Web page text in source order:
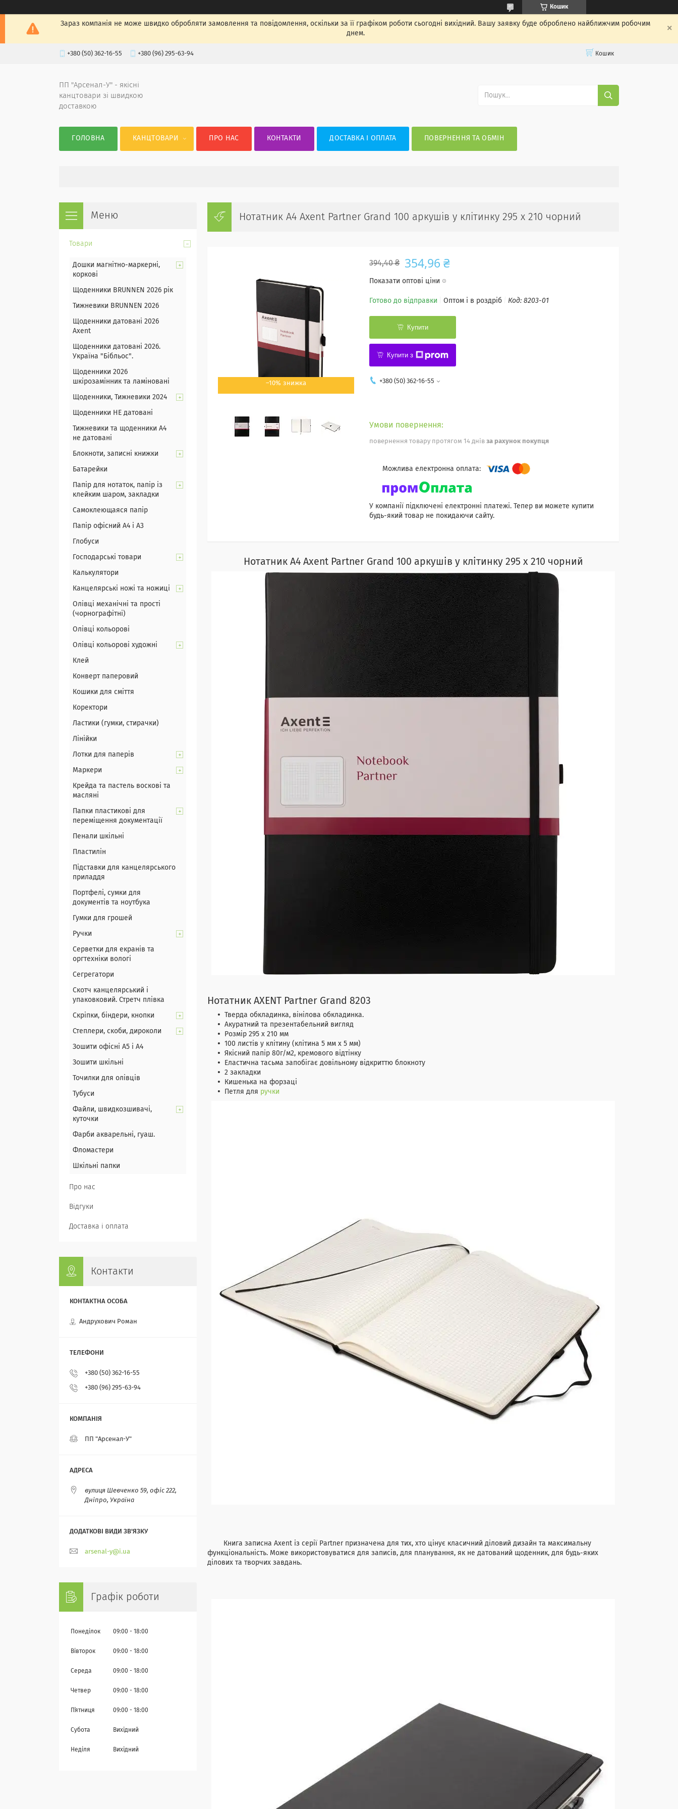
Кошик
Зараз компанія не може швидко обробляти замовлення та повідомлення, оскільки за її графіком роботи сьогодні вихідний. Вашу заявку буде оброблено найближчим робочим
днем.
+380 (50) 362-16-55 +380 (96) 295-63-94 Кошик
ПП "Арсенал-У" - якісні
канцтовари зі швидкою
доставкою
ГОЛОВНА КАНЦТОВАРИ ПРО НАС КОНТАКТИ ДОСТАВКА І ОПЛАТА ПОВЕРНЕННЯ ТА ОБМІН
Нотатник А4 Axent Partner Grand 100 аркушів у клітинку 295 х 210 чорний
–10%
394,40 ₴ 354,96 ₴
Показати оптові ціни
Готово до відправки Оптом і в роздріб Код: 8203-01
Купити
Купити з
+380 (50) 362-16-55
повернення товару протягом 14 днів за рахунок покупця
У компанії підключені електронні платежі. Тепер ви можете купити
будь-який товар не покидаючи сайту.
Нотатник А4 Axent Partner Grand 100 аркушів у клітинку 295 х 210 чорний
Нотатник AXENT Partner Grand 8203
Тверда обкладинка, вінілова обкладинка.
Акуратний та презентабельний вигляд
Розмір 295 х 210 мм
100 листів у клітину (клітина 5 мм х 5 мм)
Якісний папір 80г/м2, кремового відтінку
Еластична тасьма запобігає довільному відкриттю блокноту
2 закладки
Кишенька на форзаці
Петля для ручки
Книга записна Axent із серії Partner призначена для тих, хто цінує класичний діловий дизайн та максимальну
функціональність. Може використовуватися для записів, для планування, як не датований щоденник, для будь-яких
ділових та творчих завдань.
Товари
Дошки магнітно-маркерні,
коркові
Щоденники BRUNNEN 2026 рік
Тижневики BRUNNEN 2026
Щоденники датовані 2026
Axent
Щоденники датовані 2026.
Україна "Бібльос".
Щоденники 2026
шкірозамінник та ламіновані
Щоденники, Тижневики 2024
Щоденники НЕ датовані
Тижневики та щоденники А4
не датовані
Блокноти, записні книжки
Батарейки
Папір для нотаток, папір із
клейким шаром, закладки
Самоклеющаяся папір
Папір офісний А4 і А3
Глобуси
Господарські товари
Калькулятори
Канцелярські ножі та ножиці
Олівці механічні та прості
(чорнографітні)
Олівці кольорові
Олівці кольорові художні
Клей
Конверт паперовий
Кошики для сміття
Коректори
Ластики (гумки, стирачки)
Лінійки
Лотки для паперів
Маркери
Крейда та пастель воскові та
масляні
Папки пластикові для
переміщення документації
Пенали шкільні
Пластилін
Підставки для канцелярського
приладдя
Портфелі, сумки для
документів та ноутбука
Гумки для грошей
Ручки
Серветки для екранів та
оргтехніки вологі
Сегрегатори
Скотч канцелярський і
упаковковий. Стретч плівка
Скріпки, біндери, кнопки
Степлери, скоби, дироколи
Зошити офісні А5 і А4
Зошити шкільні
Точилки для олівців
Тубуси
Файли, швидкозшивачі,
куточки
Фарби акварельні, гуаш.
Фломастери
Шкільні папки
Про нас
Відгуки
Доставка і оплата
Контакти
Андрухович Роман
+380 (50) 362-16-55
+380 (96) 295-63-94
ПП "Арсенал-У"
вулиця Шевченко 59, офіс 222,
Дніпро, Україна
arsenal-y@i.ua
Графік роботи
Понеділок 09:00 18:00
Вівторок 09:00 18:00
Середа 09:00 18:00
Четвер 09:00 18:00
Пʼятниця 09:00 18:00
Субота Вихідний
Неділя Вихідний